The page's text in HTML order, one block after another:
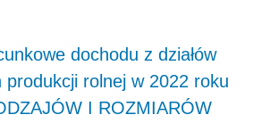
dochodu z działów
produkcji rolnej w 2022 roku
I ROZMIARÓW